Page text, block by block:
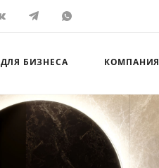
ДЛЯ БИЗНЕСА КОМПАНИЯ